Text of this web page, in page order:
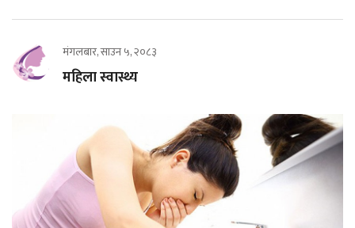
मंगलबार, साउन ५, २०८३
महिला स्वास्थ्य